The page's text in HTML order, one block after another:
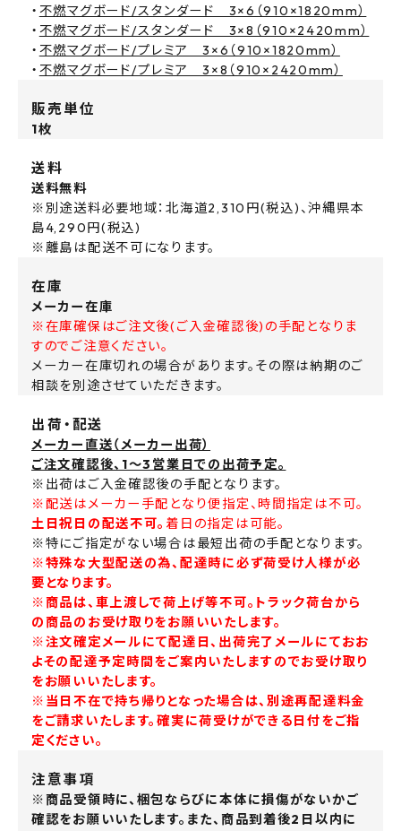
・ 不燃マグボード/スタンダード 3×6（910×1820mm）
・ 不燃マグボード/スタンダード 3×8（910×2420mm）
・ 不燃マグボード/プレミア 3×6（910×1820mm）
・ 不燃マグボード/プレミア 3×8（910×2420mm）
販売単位
1枚
送料
送料無料
※別途送料必要地域：北海道2,310円(税込)、沖縄県本
島4,290円(税込)
※離島は配送不可になります。
在庫
メーカー在庫
※在庫確保はご注文後(ご入金確認後)の手配となりま
すのでご注意ください。
メーカー在庫切れの場合があります。その際は納期のご
相談を別途させていただきます。
出荷・配送
メーカー直送（メーカー出荷）
ご注文確認後、1～3営業日での出荷予定。
※出荷はご入金確認後の手配となります。
※配送はメーカー手配となり便指定、時間指定は不可。
土日祝日の配送不可。 着日の指定は可能。
※特にご指定がない場合は最短出荷の手配となります。
※特殊な大型配送の為、配達時に必ず荷受け人様が必
要となります。
※商品は、車上渡しで荷上げ等不可。トラック荷台から
の商品のお受け取りをお願いいたします。
※注文確定メールにて配達日、出荷完了メールにておお
よその配達予定時間をご案内いたしますのでお受け取り
をお願いいたします。
※当日不在で持ち帰りとなった場合は、別途再配達料金
をご請求いたします。確実に荷受けができる日付をご指
定ください。
注意事項
※商品受領時に、梱包ならびに本体に損傷がないかご
確認をお願いいたします。また、商品到着後2日以内に